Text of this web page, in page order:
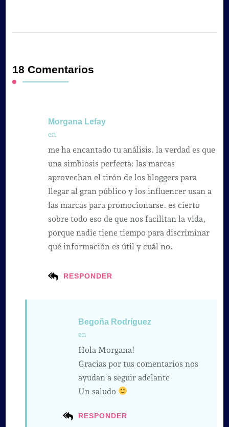
18 Comentarios
Morgana Lefay
en
RESPONDER
me ha encantado tu análisis. la verdad es que
una simbiosis perfecta: las marcas
aprovechan el tirón de los bloggers para
llegar al gran público y los influencer usan a
las marcas para promocionarse. es cierto
sobre todo eso de que nos facilitan la vida,
porque nadie tiene tiempo para discriminar
qué información es útil y cuál no.
Begoña Rodríguez
en
RESPONDER
Hola Morgana!
Gracias por tus comentarios nos
ayudan a seguir adelante
Un saludo